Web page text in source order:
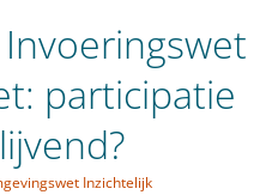
participatie
Inzichtelijk